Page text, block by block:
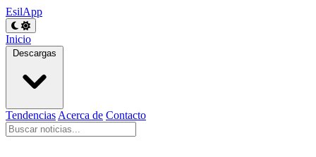
EsilApp
Inicio
Descargas
Tendencias Acerca de Contacto